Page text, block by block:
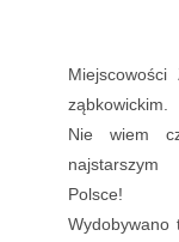
ząbkowickim.
Nie wiem
Polsce!